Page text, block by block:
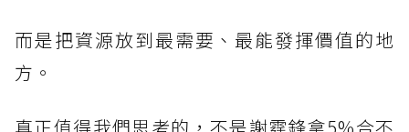
而是把資源放到最需要、最能發揮價值的地
方。